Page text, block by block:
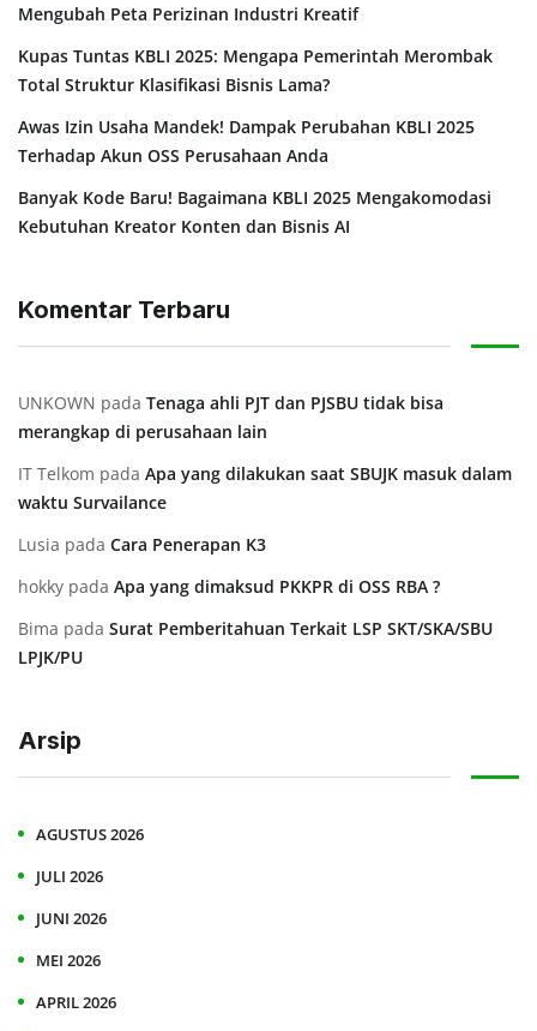
Mengubah Peta Perizinan Industri Kreatif
Kupas Tuntas KBLI 2025: Mengapa Pemerintah Merombak
Total Struktur Klasifikasi Bisnis Lama?
Awas Izin Usaha Mandek! Dampak Perubahan KBLI 2025
Terhadap Akun OSS Perusahaan Anda
Banyak Kode Baru! Bagaimana KBLI 2025 Mengakomodasi
Kebutuhan Kreator Konten dan Bisnis AI
Komentar Terbaru
UNKOWN pada ⁠Tenaga ahli PJT dan PJSBU tidak bisa
merangkap di perusahaan lain
IT Telkom pada Apa yang dilakukan saat SBUJK masuk dalam
waktu Survailance
Lusia pada ⁠Cara Penerapan K3
hokky pada Apa yang dimaksud PKKPR di OSS RBA ?
Bima pada Surat Pemberitahuan Terkait LSP SKT/SKA/SBU
LPJK/PU
Arsip
AGUSTUS 2026
JULI 2026
JUNI 2026
MEI 2026
APRIL 2026